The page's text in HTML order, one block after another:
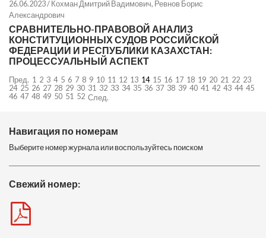
Навигация по номерам
Выберите номер журнала или воспользуйтесь поиском
Свежий номер:
26.06.2023 /Кохман Дмитрий Вадимович, Ревнов Борис
Александрович
СРАВНИТЕЛЬНО-ПРАВОВОЙ АНАЛИЗ
КОНСТИТУЦИОННЫХ СУДОВ РОССИЙСКОЙ
ФЕДЕРАЦИИ И РЕСПУБЛИКИ КАЗАХСТАН:
ПРОЦЕССУАЛЬНЫЙ АСПЕКТ
Пред. 1 2 3 4 5 6 7 8 9 10 11 12 13 14 15 16 17 18 19 20 21 22 23
24 25 26 27 28 29 30 31 32 33 34 35 36 37 38 39 40 41 42 43 44 45
46 47 48 49 50 51 52 След.